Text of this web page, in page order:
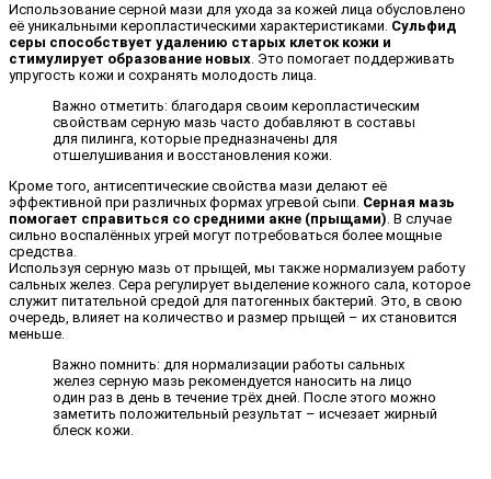
Использование серной мази для ухода за кожей лица обусловлено
её уникальными керопластическими характеристиками. Сульфид
серы способствует удалению старых клеток кожи и
стимулирует образование новых. Это помогает поддерживать
упругость кожи и сохранять молодость лица.
Важно отметить: благодаря своим керопластическим
свойствам серную мазь часто добавляют в составы
для пилинга, которые предназначены для
отшелушивания и восстановления кожи.
Кроме того, антисептические свойства мази делают её
эффективной при различных формах угревой сыпи. Серная мазь
помогает справиться со средними акне (прыщами). В случае
сильно воспалённых угрей могут потребоваться более мощные
средства.
Используя серную мазь от прыщей, мы также нормализуем работу
сальных желез. Сера регулирует выделение кожного сала, которое
служит питательной средой для патогенных бактерий. Это, в свою
очередь, влияет на количество и размер прыщей – их становится
меньше.
Важно помнить: для нормализации работы сальных
желез серную мазь рекомендуется наносить на лицо
один раз в день в течение трёх дней. После этого можно
заметить положительный результат – исчезает жирный
блеск кожи.